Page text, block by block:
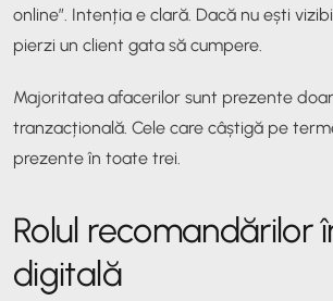
online”. Intenția e clară. Dacă nu ești
pierzi un client gata să cumpere.
Majoritatea afacerilor sunt prezente
tranzacțională. Cele care câștigă pe
prezente în toate trei.
Rolul recomandărilor
digitală